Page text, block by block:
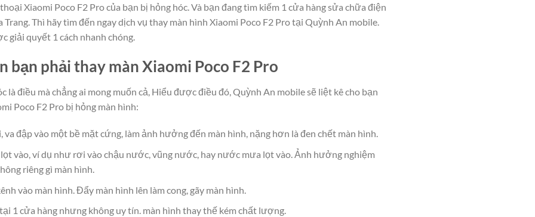
Xiaomi Poco F2 Pro của bạn bị hỏng hóc. Và bạn đang tìm kiếm 1 cửa hàng sửa chữa điện
Thì hãy tìm đến ngay dịch vụ thay màn hình Xiaomi Poco F2 Pro tại Quỳnh An mobile.
giải quyết 1 cách nhanh chóng.
bạn phải thay màn Xiaomi Poco F2 Pro
là điều mà chẳng ai mong muốn cả, Hiểu được điều đó, Quỳnh An mobile sẽ liệt kê cho bạn
Poco F2 Pro bị hỏng màn hình:
đập vào một bề mặt cứng, làm ảnh hưởng đến màn hình, nặng hơn là đen chết màn hình.
vào, ví dụ như rơi vào chậu nước, vũng nước, hay nước mưa lọt vào. Ảnh hưởng nghiệm
riêng gì màn hình.
vào màn hình. Đẩy màn hình lên làm cong, gãy màn hình.
1 cửa hàng nhưng không uy tín. màn hình thay thế kém chất lượng.